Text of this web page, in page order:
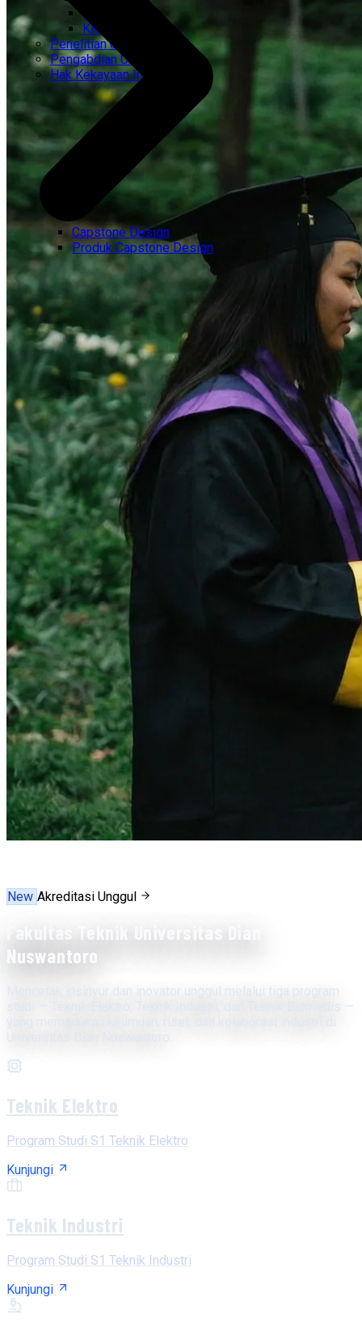
CEMTI
KK Regresi
Penelitian Unggulan
Pengabdian Unggulan
Hak Kekayaan Intelektual
Capstone Design
Produk Capstone Design
New Akreditasi Unggul
Fakultas Teknik Universitas Dian
Nuswantoro
Mencetak insinyur dan inovator unggul melalui tiga program
studi — Teknik Elektro, Teknik Industri, dan Teknik Biomedis —
Teknik Elektro
Program Studi S1 Teknik Elektro
Kunjungi
Teknik Industri
Program Studi S1 Teknik Industri
Kunjungi